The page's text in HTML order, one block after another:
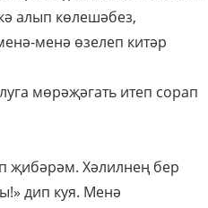
алып көлешәбез,
менә өзелеп китәр
мөрәҗәгать итеп сорап
җибәрәм. Хәлилнең бер
дип куя. Менә